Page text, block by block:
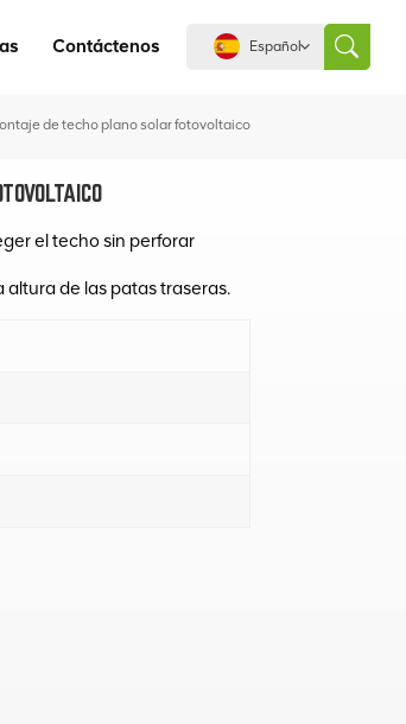
Contáctenos Español
português
de techo plano solar fotovoltaico
el techo sin perforar
de las patas traseras.